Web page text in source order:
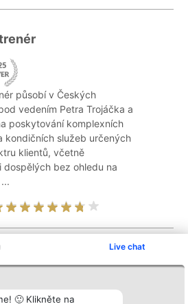
Live chat
🙂 Klikněte na
působí v Českých
vedením Petra Trojáčka a
poskytování komplexních
kondičních služeb určených
klientů, včetně
dospělých bez ohledu na